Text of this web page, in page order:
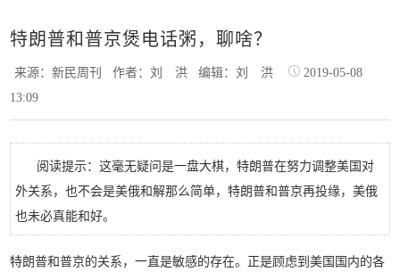
特朗普和普京煲电话粥，聊啥？
来源：新民周刊作者：刘 洪 编辑：刘 洪
2019-05-08
13:09
阅读提示：这毫无疑问是一盘大棋，特朗普在努力调整美国对
外关系，也不会是美俄和解那么简单，特朗普和普京再投缘，美俄
也未必真能和好。
特朗普和普京的关系，一直是敏感的存在。正是顾虑到美国国内的各